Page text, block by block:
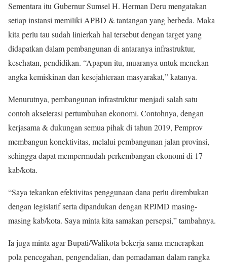
Sementara itu Gubernur Sumsel H. Herman Deru mengatakan
setiap instansi memiliki APBD & tantangan yang berbeda. Maka
kita perlu tau sudah linierkah hal tersebut dengan target yang
didapatkan dalam pembangunan di antaranya infrastruktur,
kesehatan, pendidikan. “Apapun itu, muaranya untuk menekan
angka kemiskinan dan kesejahteraan masyarakat,” katanya.
Menurutnya, pembangunan infrastruktur menjadi salah satu
contoh akselerasi pertumbuhan ekonomi. Contohnya, dengan
kerjasama & dukungan semua pihak di tahun 2019, Pemprov
membangun konektivitas, melalui pembangunan jalan provinsi,
sehingga dapat mempermudah perkembangan ekonomi di 17
kab/kota.
“Saya tekankan efektivitas penggunaan dana perlu dirembukan
dengan legislatif serta dipandukan dengan RPJMD masing-
masing kab/kota. Saya minta kita samakan persepsi,” tambahnya.
Ia juga minta agar Bupati/Walikota bekerja sama menerapkan
pola pencegahan, pengendalian, dan pemadaman dalam rangka